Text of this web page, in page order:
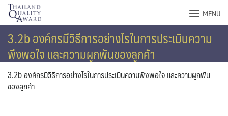
Skip
content
MENU
3.2b องค์กรมีวิธีการอย่างไรในการประเมินความ
พึงพอใจ และความผูกพันของลูกค้า
3.2b องค์กรมีวิธีการอย่างไรในการประเมินความพึงพอใจ และความผูกพัน
ของลูกค้า